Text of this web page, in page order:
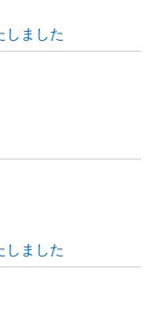
しました
しました